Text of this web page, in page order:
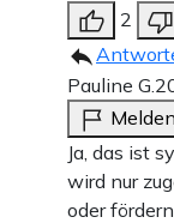
2
Pauline G.
Melden
Ja, das ist
wird nur
oder